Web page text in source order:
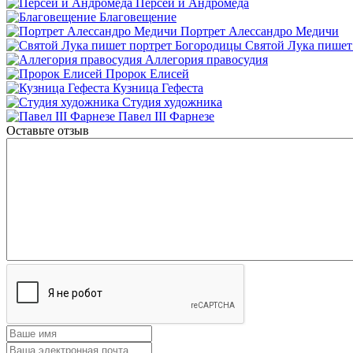
Благовещение
Портрет Алессандро Медичи
Святой Лука
Аллегория правосудия
Пророк Елисей
Кузница Гефеста
Студия художника
Павел III Фарнезе
Оставьте отзыв